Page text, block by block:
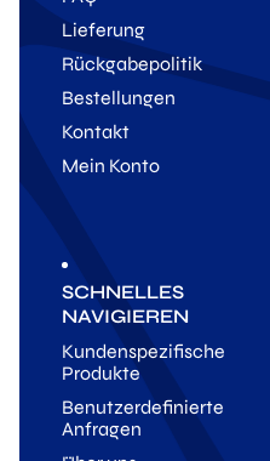
Lieferung
Rückgabepolitik
Bestellungen
Kontakt
Mein Konto
SCHNELLES
NAVIGIEREN
Kundenspezifische
Produkte
Benutzerdefinierte
Anfragen